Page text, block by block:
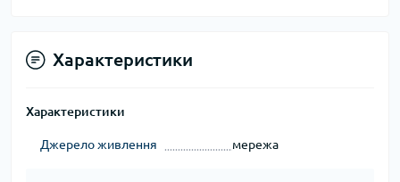
Характеристики
Характеристики
Джерело живлення мережа